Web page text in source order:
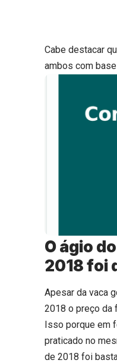
Cabe destacar
ambos com
O ágio
2018 foi
Apesar da vaca
2018 o preço da
Isso porque em
praticado no
de 2018 foi